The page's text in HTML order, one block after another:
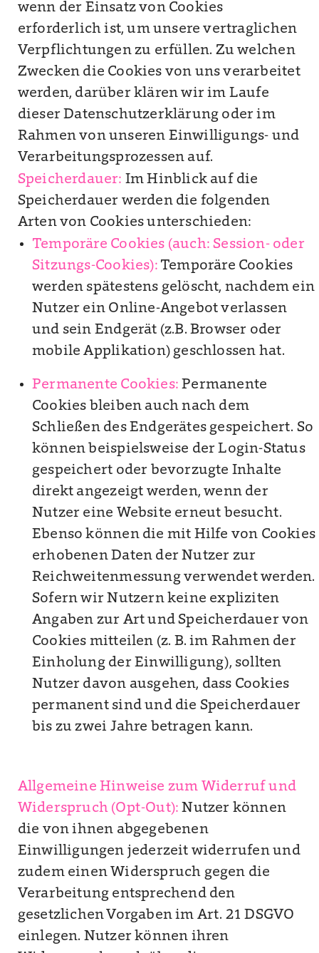
wenn der Einsatz von Cookies
erforderlich ist, um unsere vertraglichen
Verpflichtungen zu erfüllen. Zu welchen
Zwecken die Cookies von uns verarbeitet
werden, darüber klären wir im Laufe
dieser Datenschutzerklärung oder im
Rahmen von unseren Einwilligungs- und
Verarbeitungsprozessen auf.
Speicherdauer: Im Hinblick auf die
Speicherdauer werden die folgenden
Arten von Cookies unterschieden:
Temporäre Cookies (auch: Session- oder
Sitzungs-Cookies): Temporäre Cookies
werden spätestens gelöscht, nachdem ein
Nutzer ein Online-Angebot verlassen
und sein Endgerät (z.B. Browser oder
mobile Applikation) geschlossen hat.
Permanente Cookies: Permanente
Cookies bleiben auch nach dem
Schließen des Endgerätes gespeichert. So
können beispielsweise der Login-Status
gespeichert oder bevorzugte Inhalte
direkt angezeigt werden, wenn der
Nutzer eine Website erneut besucht.
Ebenso können die mit Hilfe von Cookies
erhobenen Daten der Nutzer zur
Reichweitenmessung verwendet werden.
Sofern wir Nutzern keine expliziten
Angaben zur Art und Speicherdauer von
Cookies mitteilen (z. B. im Rahmen der
Einholung der Einwilligung), sollten
Nutzer davon ausgehen, dass Cookies
permanent sind und die Speicherdauer
bis zu zwei Jahre betragen kann.
Allgemeine Hinweise zum Widerruf und
Widerspruch (Opt-Out):Nutzer können
die von ihnen abgegebenen
Einwilligungen jederzeit widerrufen und
zudem einen Widerspruch gegen die
Verarbeitung entsprechend den
gesetzlichen Vorgaben im Art. 21 DSGVO
einlegen. Nutzer können ihren